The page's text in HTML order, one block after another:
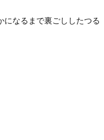
になるまで裏ごししたつる